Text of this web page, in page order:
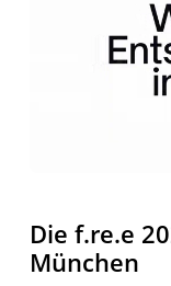
Die f.re.e
München